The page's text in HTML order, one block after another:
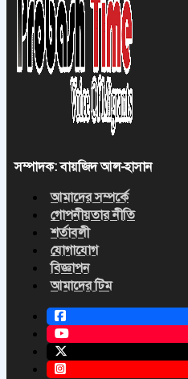
সম্পাদক: বায়জিদ আল-হাসান
আমাদের সম্পর্কে
গোপনীয়তার নীতি
শর্তাবলী
যোগাযোগ
বিজ্ঞাপন
আমাদের টিম